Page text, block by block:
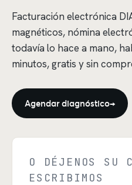
Facturación electrónica
magnéticos, nómina
todavía lo hace a mano,
minutos, gratis y sin
Agendar diagnóstico→
O DÉJENOS SU
ESCRIBIMOS